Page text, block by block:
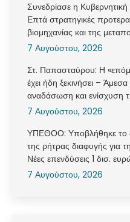
Συνεδρίασε η
Επτά στρατηγικές
βιομηχανίας και της
7 Αυγούστου, 2026
Στ. Παπασταύρου: Η
έχει ήδη ξεκινήσει –
αναδάσωση και ενίσχυση
7 Αυγούστου, 2026
ΥΠΕΘΟΟ: Υποβλήθηκε το
της ρήτρας διαφυγής για
Νέες επενδύσεις 1 δισ.
7 Αυγούστου, 2026